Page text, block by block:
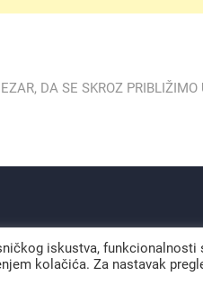
DA SE SKROZ
iskustva, funkcionalnosti
kolačića. Za nastavak